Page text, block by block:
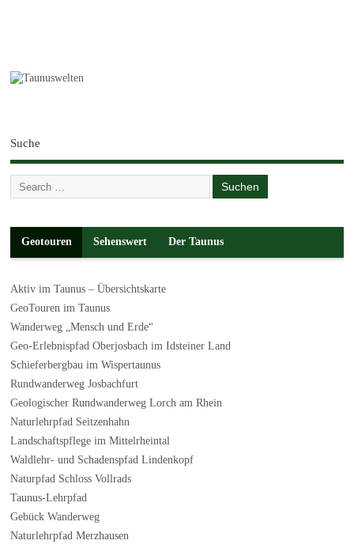
Suche
Geotouren Sehenswert Der Taunus
Aktiv im Taunus – Übersichtskarte
GeoTouren im Taunus
Wanderweg „Mensch und Erde“
Geo-Erlebnispfad Oberjosbach im Idsteiner Land
Schieferbergbau im Wispertaunus
Rundwanderweg Josbachfurt
Geologischer Rundwanderweg Lorch am Rhein
Naturlehrpfad Seitzenhahn
Landschaftspflege im Mittelrheintal
Waldlehr- und Schadenspfad Lindenkopf
Naturpfad Schloss Vollrads
Taunus-Lehrpfad
Gebück Wanderweg
Naturlehrpfad Merzhausen